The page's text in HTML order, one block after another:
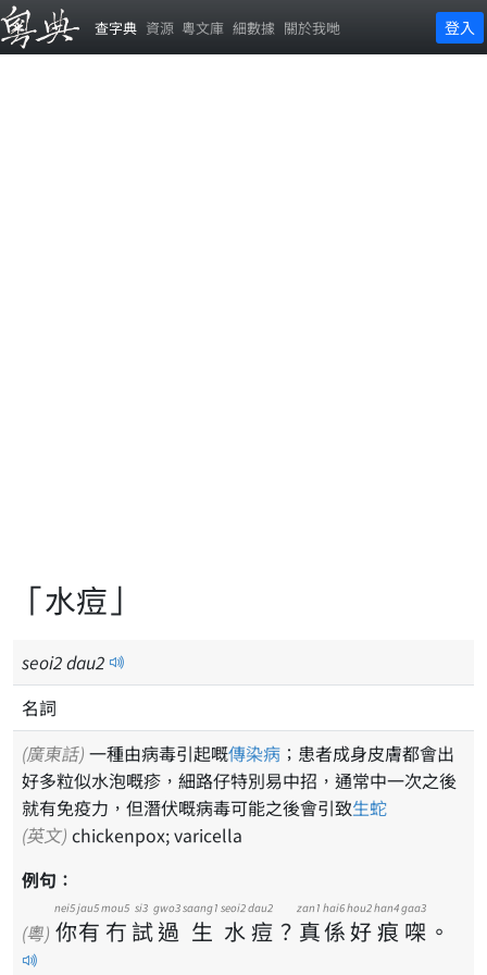
查字典 資源 粵文庫 細數據 關於我哋 登入
「水痘」
seoi2dau2
名詞
(廣東話) 一種由病毒引起嘅傳染病 ；患者成身皮膚都會出
好多粒似水泡嘅疹，細路仔特別易中招，通常中一次之後
就有免疫力，但潛伏嘅病毒可能之後會引致生蛇
(英文) chickenpox; varicella
例句：
(粵) 你
nei5
有
jau5
冇
mou5
試
si3
過
gwo3
生
saang1
水
seoi2
痘
dau2
？ 真
zan1
係
hai6
好
hou2
痕
han4
㗎
gaa3
。